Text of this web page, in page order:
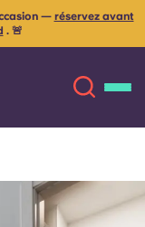
— réservez avant